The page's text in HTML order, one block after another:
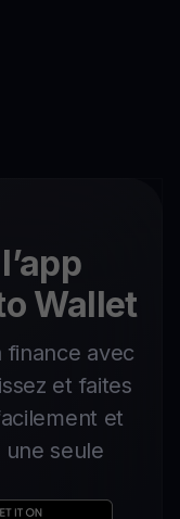
Wallet
finance avec
et faites
et
seule